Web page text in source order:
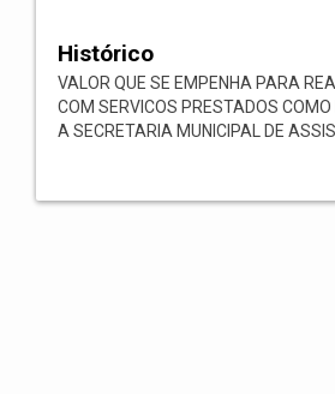
Histórico
VALOR QUE SE EMPENHA PARA
COM SERVICOS PRESTADOS
A SECRETARIA MUNICIPAL DE